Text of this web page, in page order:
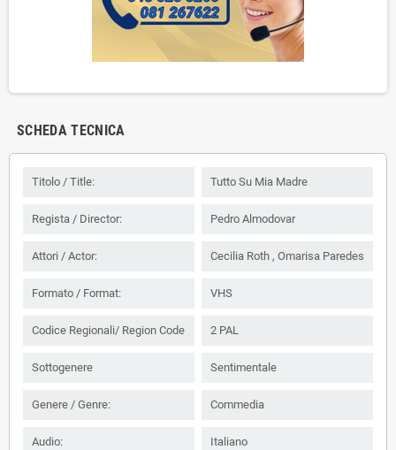
SCHEDA TECNICA
Titolo / Title: Tutto Su Mia Madre
Regista / Director: Pedro Almodovar
Attori / Actor: Cecilia Roth , Omarisa Paredes
Formato / Format: VHS
Codice Regionali/ Region Code 2 PAL
Sottogenere Sentimentale
Genere / Genre: Commedia
Audio: Italiano